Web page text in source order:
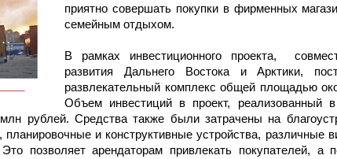
приятно совершать покупки в фирменных
семейным отдыхом.
В рамках инвестиционного проекта,
развития Дальнего Востока и Арктики,
развлекательный комплекс общей площадью
Объем инвестиций в проект, реализованный в
рублей. Средства также были затрачены на
и конструктивные устройства, различные
позволяет арендаторам привлекать покупателей, а